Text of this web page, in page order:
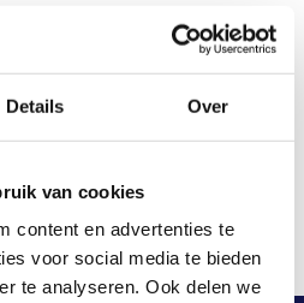
Details Over
van cookies
content en advertenties te
voor social media te bieden
te analyseren. Ook delen we